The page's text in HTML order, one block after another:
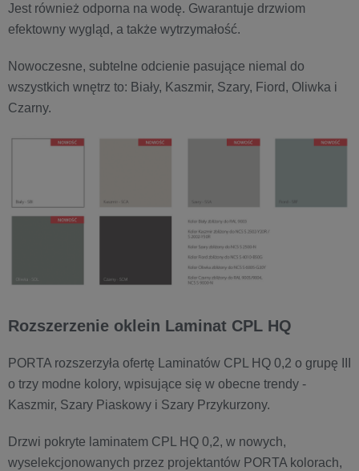
Jest również odporna na wodę. Gwarantuje drzwiom
efektowny wygląd, a także wytrzymałość.
Nowoczesne, subtelne odcienie pasujące niemal do
wszystkich wnętrz to: Biały, Kaszmir, Szary, Fiord, Oliwka i
Czarny.
Rozszerzenie oklein Laminat CPL HQ
PORTA rozszerzyła ofertę Laminatów CPL HQ 0,2 o grupę III
o trzy modne kolory, wpisujące się w obecne trendy -
Kaszmir, Szary Piaskowy i Szary Przykurzony.
Drzwi pokryte laminatem CPL HQ 0,2, w nowych,
wyselekcjonowanych przez projektantów PORTA kolorach,